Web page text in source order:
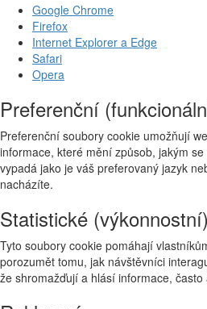
Google Chrome
Firefox
Internet Explorer a Edge
Safari
Opera
Preferenční
Preferenční soubory cookie umožňují
informace, které mění způsob, jakým
vypadá jako je váš preferovaný jazyk
nacházíte.
Statistické (výkonnostní)
Tyto soubory cookie pomáhají
porozumět tomu, jak návštěvníci
že shromažďují a hlásí informace, často